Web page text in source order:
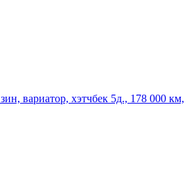
вариатор, хэтчбек 5д., 178 000 км,